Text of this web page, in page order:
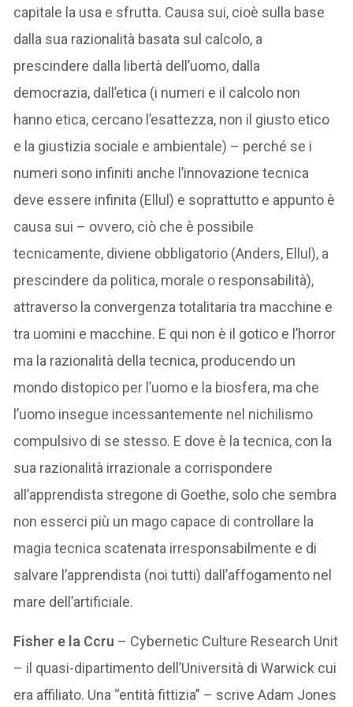
capitale la usa e sfrutta. Causa sui, cioè sulla base
dalla sua razionalità basata sul calcolo, a
prescindere dalla libertà dell’uomo, dalla
democrazia, dall’etica (i numeri e il calcolo non
hanno etica, cercano l’esattezza, non il giusto etico
e la giustizia sociale e ambientale) – perché se i
numeri sono infiniti anche l’innovazione tecnica
deve essere infinita (Ellul) e soprattutto e appunto è
causa sui – ovvero, ciò che è possibile
tecnicamente, diviene obbligatorio (Anders, Ellul), a
prescindere da politica, morale o responsabilità),
attraverso la convergenza totalitaria tra macchine e
tra uomini e macchine. E qui non è il gotico e l’horror
ma la razionalità della tecnica, producendo un
mondo distopico per l’uomo e la biosfera, ma che
l’uomo insegue incessantemente nel nichilismo
compulsivo di se stesso. E dove è la tecnica, con la
sua razionalità irrazionale a corrispondere
all’apprendista stregone di Goethe, solo che sembra
non esserci più un mago capace di controllare la
magia tecnica scatenata irresponsabilmente e di
salvare l’apprendista (noi tutti) dall’affogamento nel
mare dell’artificiale.
Fisher e la Ccru – Cybernetic Culture Research Unit
– il quasi-dipartimento dell’Università di Warwick cui
era affiliato. Una “entità fittizia” – scrive Adam Jones